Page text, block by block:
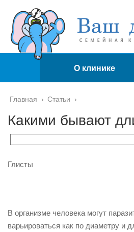
О клинике
Главная › Статьи ›
Какими бывают
Глисты
В организме человека могут
варьироваться как по диаметру и